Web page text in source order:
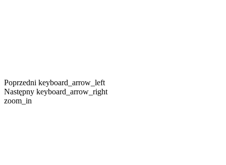
Poprzedni keyboard_arrow_left
Następny keyboard_arrow_right
zoom_in